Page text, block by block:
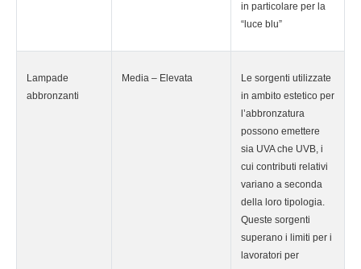
in particolare per la
“luce blu”
Lampade
abbronzanti
Media – Elevata
Le sorgenti utilizzate
in ambito estetico per
l’abbronzatura
possono emettere
sia UVA che UVB, i
cui contributi relativi
variano a seconda
della loro tipologia.
Queste sorgenti
superano i limiti per i
lavoratori per